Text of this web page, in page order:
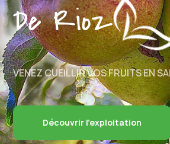
De Rioz
VENEZ CUEILLIR VOS FRUITS EN
Découvrir l'exploitation